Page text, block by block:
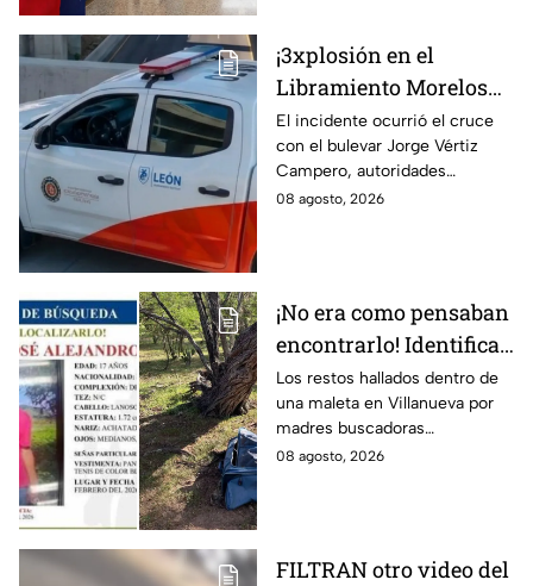
¡3xplosión en el
Libramiento Morelos
en León! Genera la
movilización de los
cuerpos de emergencia;
esto sabemos
El incidente ocurrió el cruce
con el bulevar Jorge Vértiz
Campero, autoridades
acordonaron la zona.
08 agosto, 2026
¡No era como pensaban
encontrarlo! Identifican
a menor de 17 años s1n
v1da dentro de una
maleta
Los restos hallados dentro de
una maleta en Villanueva por
madres buscadoras
pertenecen a un menor de 17
08 agosto, 2026
FILTRAN otro video del